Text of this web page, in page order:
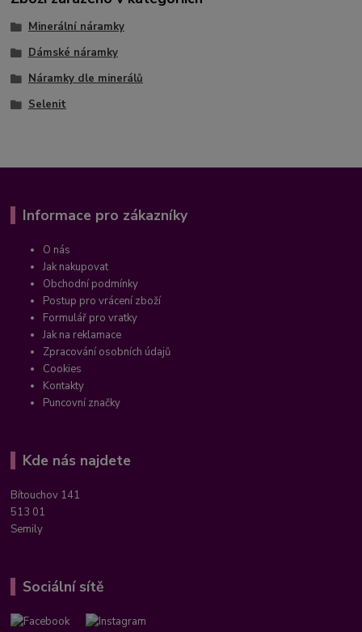
Minerální náramky
Dámské náramky
Náramky dle minerálů
Selenit
Informace pro zákazníky
O nás
Jak nakupovat
Obchodní podmínky
Postup pro vrácení zboží
Formulář pro vratky
Jak na reklamace
Zpracování osobních údajů
Cookies
Kontakty
Puncovní značky
Kde nás najdete
Bítouchov 141
513 01
Semily
Sociální sítě